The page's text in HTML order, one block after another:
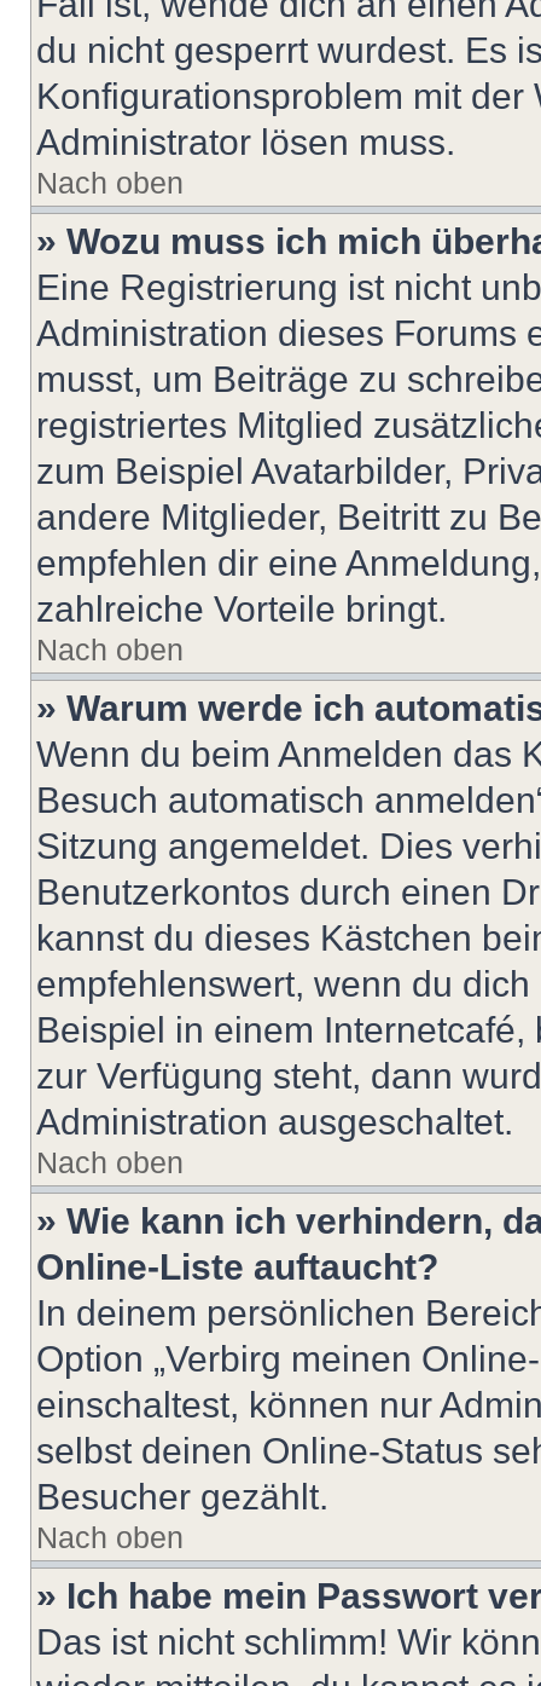
du nicht gesperrt wurdest. Es
Konfigurationsproblem mit
Administrator lösen muss.
Nach oben
» Wozu muss ich mich
Eine Registrierung ist nicht
Administration dieses Forums
musst, um Beiträge zu
registriertes Mitglied
zum Beispiel Avatarbilder,
andere Mitglieder, Beitritt zu
empfehlen dir eine
zahlreiche Vorteile bringt.
Nach oben
» Warum werde ich
Wenn du beim Anmelden das
Besuch automatisch
Sitzung angemeldet. Dies
Benutzerkontos durch einen
kannst du dieses Kästchen
empfehlenswert, wenn du
Beispiel in einem
zur Verfügung steht, dann
Administration ausgeschaltet.
Nach oben
» Wie kann ich verhindern,
Online-Liste auftaucht?
In deinem persönlichen
Option „Verbirg meinen
einschaltest, können nur
selbst deinen Online-Status
Besucher gezählt.
Nach oben
» Ich habe mein Passwort
Das ist nicht schlimm! Wir